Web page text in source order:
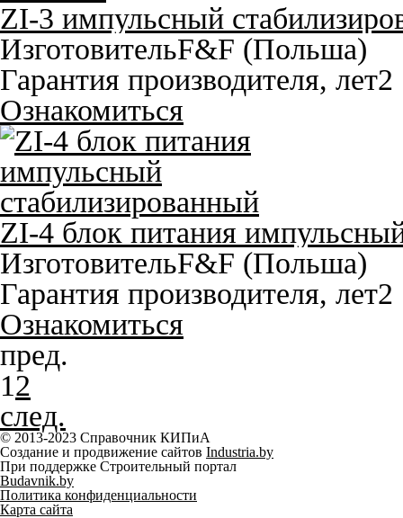
ZI-3 импульсный
ИзготовительF&F (Польша)
Гарантия производителя, лет2
Ознакомиться
ZI-4 блок питания
ИзготовительF&F (Польша)
Гарантия производителя, лет2
Ознакомиться
пред.
12
след.
© 2013-2023 Справочник КИПиА
Создание и продвижение сайтов Industria.by
При поддержке Строительный портал
Budavnik.by
Политика конфиденциальности
Карта сайта